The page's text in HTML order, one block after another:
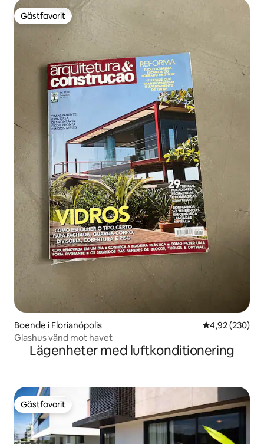
Gästfavorit
Gästfavorit
Boende i Florianópolis 4,92 av 5 i
4,92 (230)
Glashus vänd mot havet
Lägenheter med luftkonditionering
Gästfavorit
Gästfavorit